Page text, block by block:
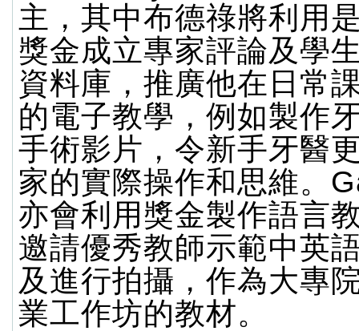
主，其中布德祿將利用
獎金成立專家評論及學
資料庫，推廣他在日常
的電子教學，例如製作
手術影片，令新手牙醫
家的實際操作和思維。
亦會利用獎金製作語言
邀請優秀教師示範中英
及進行拍攝，作為大專
業工作坊的教材。